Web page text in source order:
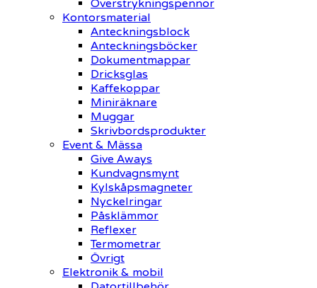
Överstrykningspennor
Kontorsmaterial
Anteckningsblock
Anteckningsböcker
Dokumentmappar
Dricksglas
Kaffekoppar
Miniräknare
Muggar
Skrivbordsprodukter
Event & Mässa
Give Aways
Kundvagnsmynt
Kylskåpsmagneter
Nyckelringar
Påsklämmor
Reflexer
Termometrar
Övrigt
Elektronik & mobil